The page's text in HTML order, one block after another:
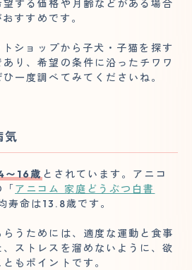
する価格や月齢などがある場合
すすめです。
ショップから子犬・子猫を探す
り、希望の条件に沿ったチワワ
一度調べてみてくださいね。
気
〜16歳 とされています。アニコ
「アニコム 家庭どうぶつ白書
寿命は13.8歳です。
うためには、適度な運動と食事
ストレスを溜めないように、欲
もポイントです。